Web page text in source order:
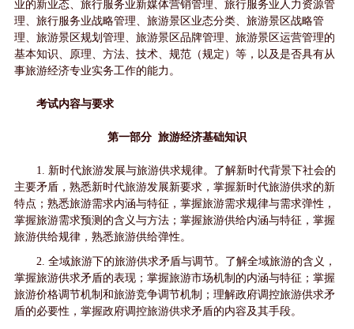
业的新业态、旅行服务业新媒体营销管理、旅行服务业人力资源管
理、旅行服务业战略管理、旅游景区业态分类、旅游景区战略管
理、旅游景区规划管理、旅游景区品牌管理、旅游景区运营管理的
基本知识、原理、方法、技术、规范（规定）等，以及是否具有从
事旅游经济专业实务工作的能力。
考试内容与要求
第一部分 旅游经济基础知识
1. 新时代旅游发展与旅游供求规律。了解新时代背景下社会的
主要矛盾，熟悉新时代旅游发展新要求，掌握新时代旅游供求的新
特点；熟悉旅游需求内涵与特征，掌握旅游需求规律与需求弹性，
掌握旅游需求预测的含义与方法；掌握旅游供给内涵与特征，掌握
旅游供给规律，熟悉旅游供给弹性。
2. 全域旅游下的旅游供求矛盾与调节。了解全域旅游的含义，
掌握旅游供求矛盾的表现；掌握旅游市场机制的内涵与特征；掌握
旅游价格调节机制和旅游竞争调节机制；理解政府调控旅游供求矛
盾的必要性，掌握政府调控旅游供求矛盾的内容及其手段。